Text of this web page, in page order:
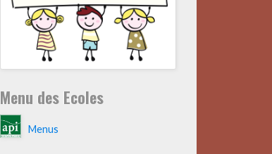
Menu des Ecoles
Menus